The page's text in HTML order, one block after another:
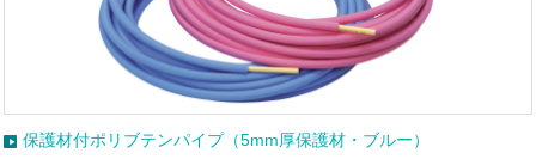
ルー） 保護材付ポリブテンパイプ（5mm厚保護材